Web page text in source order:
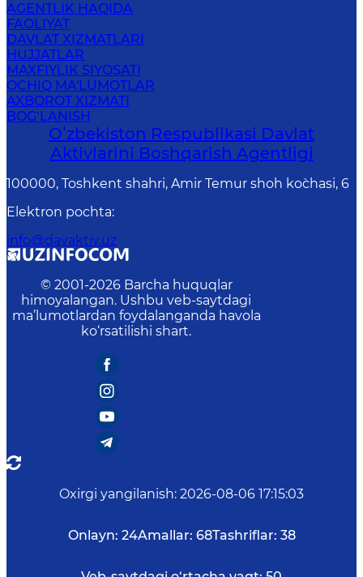
AGENTLIK HAQIDA
FAOLIYAT
DAVLAT XIZMATLARI
HUJJATLAR
MAXFIYLIK SIYOSATI
OCHIQ MA'LUMOTLAR
AXBOROT XIZMATI
BOG‘LANISH
Oʻzbekiston Respublikasi Davlat
Aktivlarini Boshqarish Agentligi
100000, Toshkent shahri, Amir Temur shoh ko`chasi, 6
Elektron pochta:
info@davaktiv.uz
© 2001-2026 Barcha huquqlar
himoyalangan. Ushbu veb-saytdagi
ma’lumotlardan foydalanganda havola
ko‘rsatilishi shart.
Oxirgi yangilanish: 2026-08-06 17:15:03
Onlayn: 24Amallar: 68Tashriflar: 38